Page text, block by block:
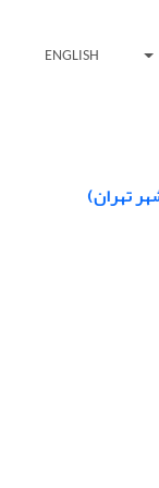
ENGLISH